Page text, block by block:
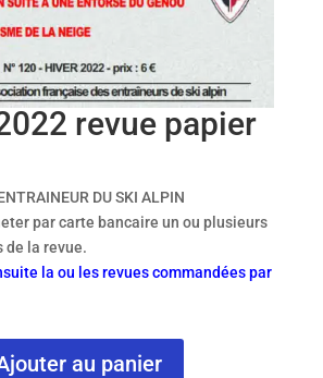
revue papier
DU SKI ALPIN
par carte bancaire un ou plusieurs
de la revue.
la ou les revues commandées par
au panier